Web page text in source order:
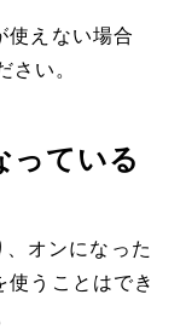
使えない場合
さい。
っている
オンになった
うことはでき